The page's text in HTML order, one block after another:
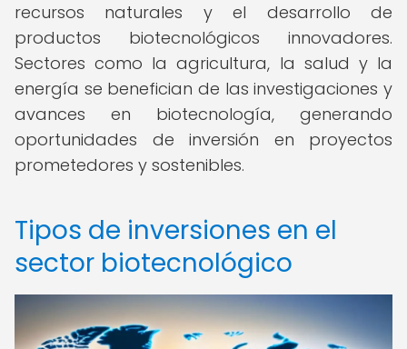
recursos naturales y el desarrollo de
productos biotecnológicos innovadores.
Sectores como la agricultura, la salud y la
energía se benefician de las investigaciones y
avances en biotecnología, generando
oportunidades de inversión en proyectos
prometedores y sostenibles.
Tipos de inversiones en el
sector biotecnológico